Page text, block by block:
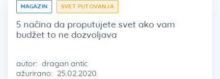
MAGAZIN SVET PUTOVANJA
5 načina da proputujete svet ako vam
budžet to ne dozvoljava
autor: dragan antic
ažurirano: 25.02.2020.